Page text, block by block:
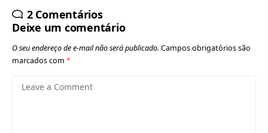
2 Comentários
Deixe um comentário
O seu endereço de e-mail não será publicado. Campos obrigatórios são
marcados com *